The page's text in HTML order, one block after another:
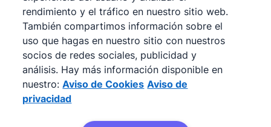
Pipedrive
Términos de servicio
Pipedrive
Aviso de privacidad
Mapa del sitio
Aviso de Cookies
Preferencias de cookies
Pipedrive es un CRM de ventas basado en la web.
rendimiento y el tráfico en nuestro sitio web.
También compartimos información sobre el
uso que hagas en nuestro sitio con nuestros
socios de redes sociales, publicidad y
análisis. Hay más información disponible en
nuestro: Aviso de Cookies Aviso de
privacidad